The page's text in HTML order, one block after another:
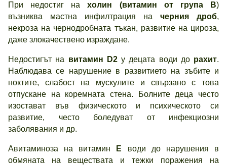
При недостиг нахолин (витамин от група В)
възниква мастна инфилтрация на черния дроб,
некроза на чернодробната тъкан, развитие на цироза,
даже злокачествено израждане.
Недостигът на витамин D2 у децата води до рахит.
Наблюдава се нарушение в развитието на зъбите и
ноктите, слабост на мускулите и свързано с това
отпускане на коремната стена. Болните деца често
изостават във физическото и психическото си
развитие, често боледуват от инфекциозни
заболявания и др.
Авитаминоза на витамин Е води до нарушения в
обмяната на веществата и тежки поражения на